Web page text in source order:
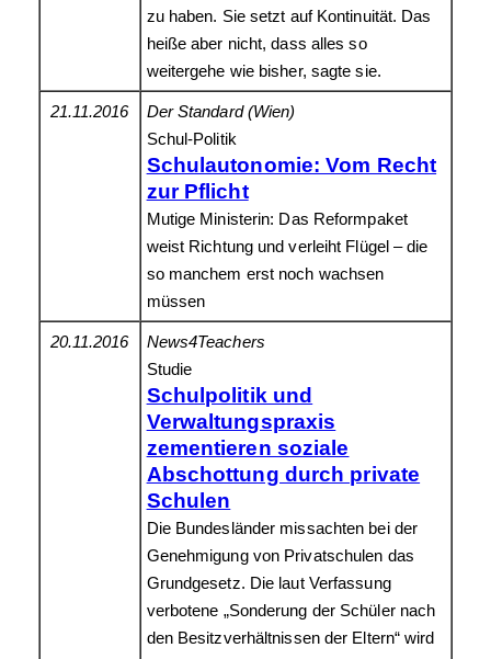
zu haben. Sie setzt auf Kontinuität. Das
heiße aber nicht, dass alles so
weitergehe wie bisher, sagte sie.
21.11.2016
Der Standard (Wien)
Schul-Politik
Schulautonomie: Vom Recht
zur Pflicht
Mutige Ministerin: Das Reformpaket
weist Richtung und verleiht Flügel – die
so manchem erst noch wachsen
müssen
20.11.2016
News4Teachers
Studie
Schulpolitik und
Verwaltungspraxis
zementieren soziale
Abschottung durch private
Schulen
Die Bundesländer missachten bei der
Genehmigung von Privatschulen das
Grundgesetz. Die laut Verfassung
verbotene „Sonderung der Schüler nach
den Besitzverhältnissen der Eltern“ wird